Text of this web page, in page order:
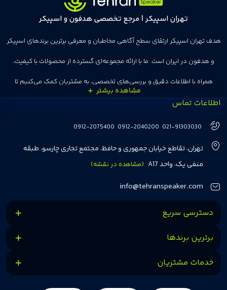
تهران اسپیکر | مرجع تخصصی هدفون و اسپیکر
هدف تهران اسپیکر ارتقای سطح آگاهی مخاطبان و معرفی برترین برندهای اسپیکر
و هدفون در ایران است. ما با ارائه مجموعه‌ای گسترده از محصولات با کیفیت،
همراه با اطلاعات دقیق و بررسی‌های تخصصی، به مشتریان کمک می‌کنیم تا
انتخاب‌های درست و هوشمندانه‌ای داشته باشند. تهران اسپیکر با تجربه‌ای بیش از
هفت سال در این زمینه، بر ایجاد تجربه خریدی آسان، سریع و مطمئن تمرکز دارد تا
مشتریان بتوانند با خیالی آسوده از انتخاب خود لذت ببرند. ما به رضایت و اعتماد
مشتریان اهمیت می‌دهیم و همواره در تلاشیم تا بهترین‌ها را برای آن‌ها فراهم
کنیم.
اطلاعات تماس
021-91303030
0912-2040200
0912-2075400
تهران، تقاطع خیابان جمهوری و حافظ، مجتمع تجاری چارسو، طبقه
منفی یک، واحد A17
(مشاهده در نقشه)
info@tehranspeaker.com
دسترسی سریع
برترین برندها
خدمات مشتریان